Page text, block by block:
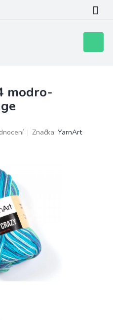
košík
modro-
Značka: YarnArt